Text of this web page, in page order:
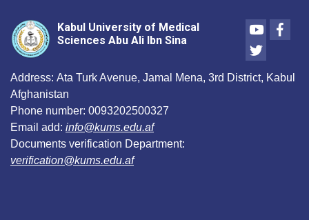
Kabul University of Medical
Sciences Abu Ali Ibn Sina
Youtube
Twitter
Address: Ata Turk Avenue, Jamal Mena, 3rd District, Kabul
Afghanistan
Phone number: 0093202500327
Email add: info@kums.edu.af
Documents verification Department:
verification@kums.edu.af